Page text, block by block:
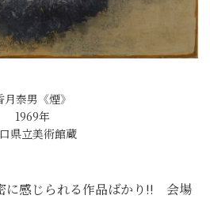
月泰男《煙》
1969年
県立美術館蔵
に感じられる作品ばかり!! 会場